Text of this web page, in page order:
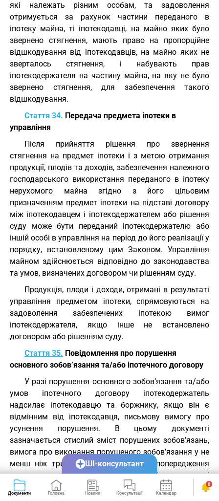
які належать різним особам, та задоволення
отримується за рахунок частини переданого в
іпотеку майна, ті іпотекодавці, на майно яких було
звернено стягнення, мають право на пропорційне
відшкодування від іпотекодавців, на майно яких не
зверталось стягнення, і набувають прав
іпотекодержателя на частину майна, на яку не було
звернено стягнення, для забезпечення такого
відшкодування.
Стаття 34. Передача предмета іпотеки в
управління
Після прийняття рішення про звернення
стягнення на предмет іпотеки і з метою отримання
продукції, плодів та доходів, забезпечення належного
господарського використання переданого в іпотеку
нерухомого майна згідно з його цільовим
призначенням предмет іпотеки на підставі договору
між іпотекодавцем і іпотекодержателем або рішення
суду може бути переданий іпотекодержателю або
іншій особі в управління на період до його реалізації у
порядку, встановленому цим Законом. Управління
майном здійснюється відповідно до законодавства
та умов, визначених договором чи рішенням суду.
Продукція, плоди і доходи, отримані в результаті
управління предметом іпотеки, спрямовуються на
задоволення забезпечених іпотекою вимог
іпотекодержателя, якщо інше не встановлено
договором або рішенням суду.
Стаття 35. Повідомлення про порушення
основного зобов’язання та/або іпотечного договору
У разі порушення основного зобов’язання та/або
умов іпотечного договору іпотекодержатель
надсилає іпотекодавцю та боржнику, якщо він є
відмінним від іпотекодавця, письмову вимогу про
усунення порушення. В цьому документі
зазначається стислий зміст порушених зобов’язань,
вимога про виконання порушеного зобов’язання у не
менш ніж тридцятиденний строк та попередження
про звернення стягнення на предмет іпотеки у разі
невиконання цієї вимоги. Якщо протягом
встановленого строку вимога іпотекодержателя
Документи Головна Новини Консультації Календар Сервіси
0
ШІ-консультант